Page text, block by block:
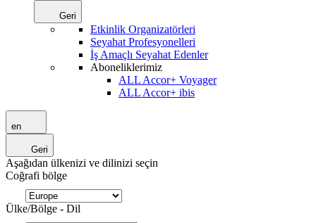
Geri
Etkinlik Organizatörleri
Seyahat Profesyonelleri
İş Amaçlı Seyahat Edenler
Aboneliklerimiz
ALL Accor+ Voyager
ALL Accor+ ibis
en
Geri
Aşağıdan ülkenizi ve dilinizi seçin
Coğrafi bölge
Ülke/Bölge - Dil